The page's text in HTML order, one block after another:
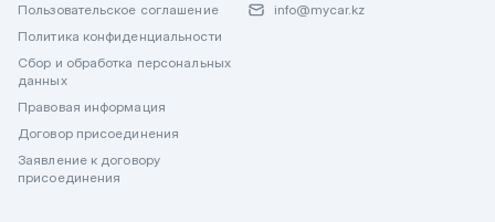
Пользовательское соглашение
Политика конфиденциальности
Сбор и обработка персональных
данных
Правовая информация
Договор присоединения
Заявление к договору
присоединения
info@mycar.kz